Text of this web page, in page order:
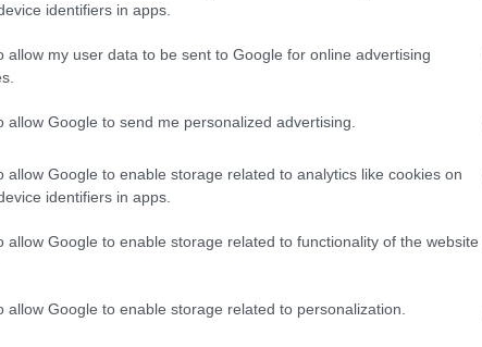
identifiers in apps.
allow my user data to be sent to Google for online advertising
allow Google to send me personalized advertising.
allow Google to enable storage related to analytics like cookies on
identifiers in apps.
allow Google to enable storage related to functionality of the website
allow Google to enable storage related to personalization.
és gimnazisták által készített diákfilmeknek is,
győztes filmjeivel együtt.
is böngészhető acinemira.huoldalon január